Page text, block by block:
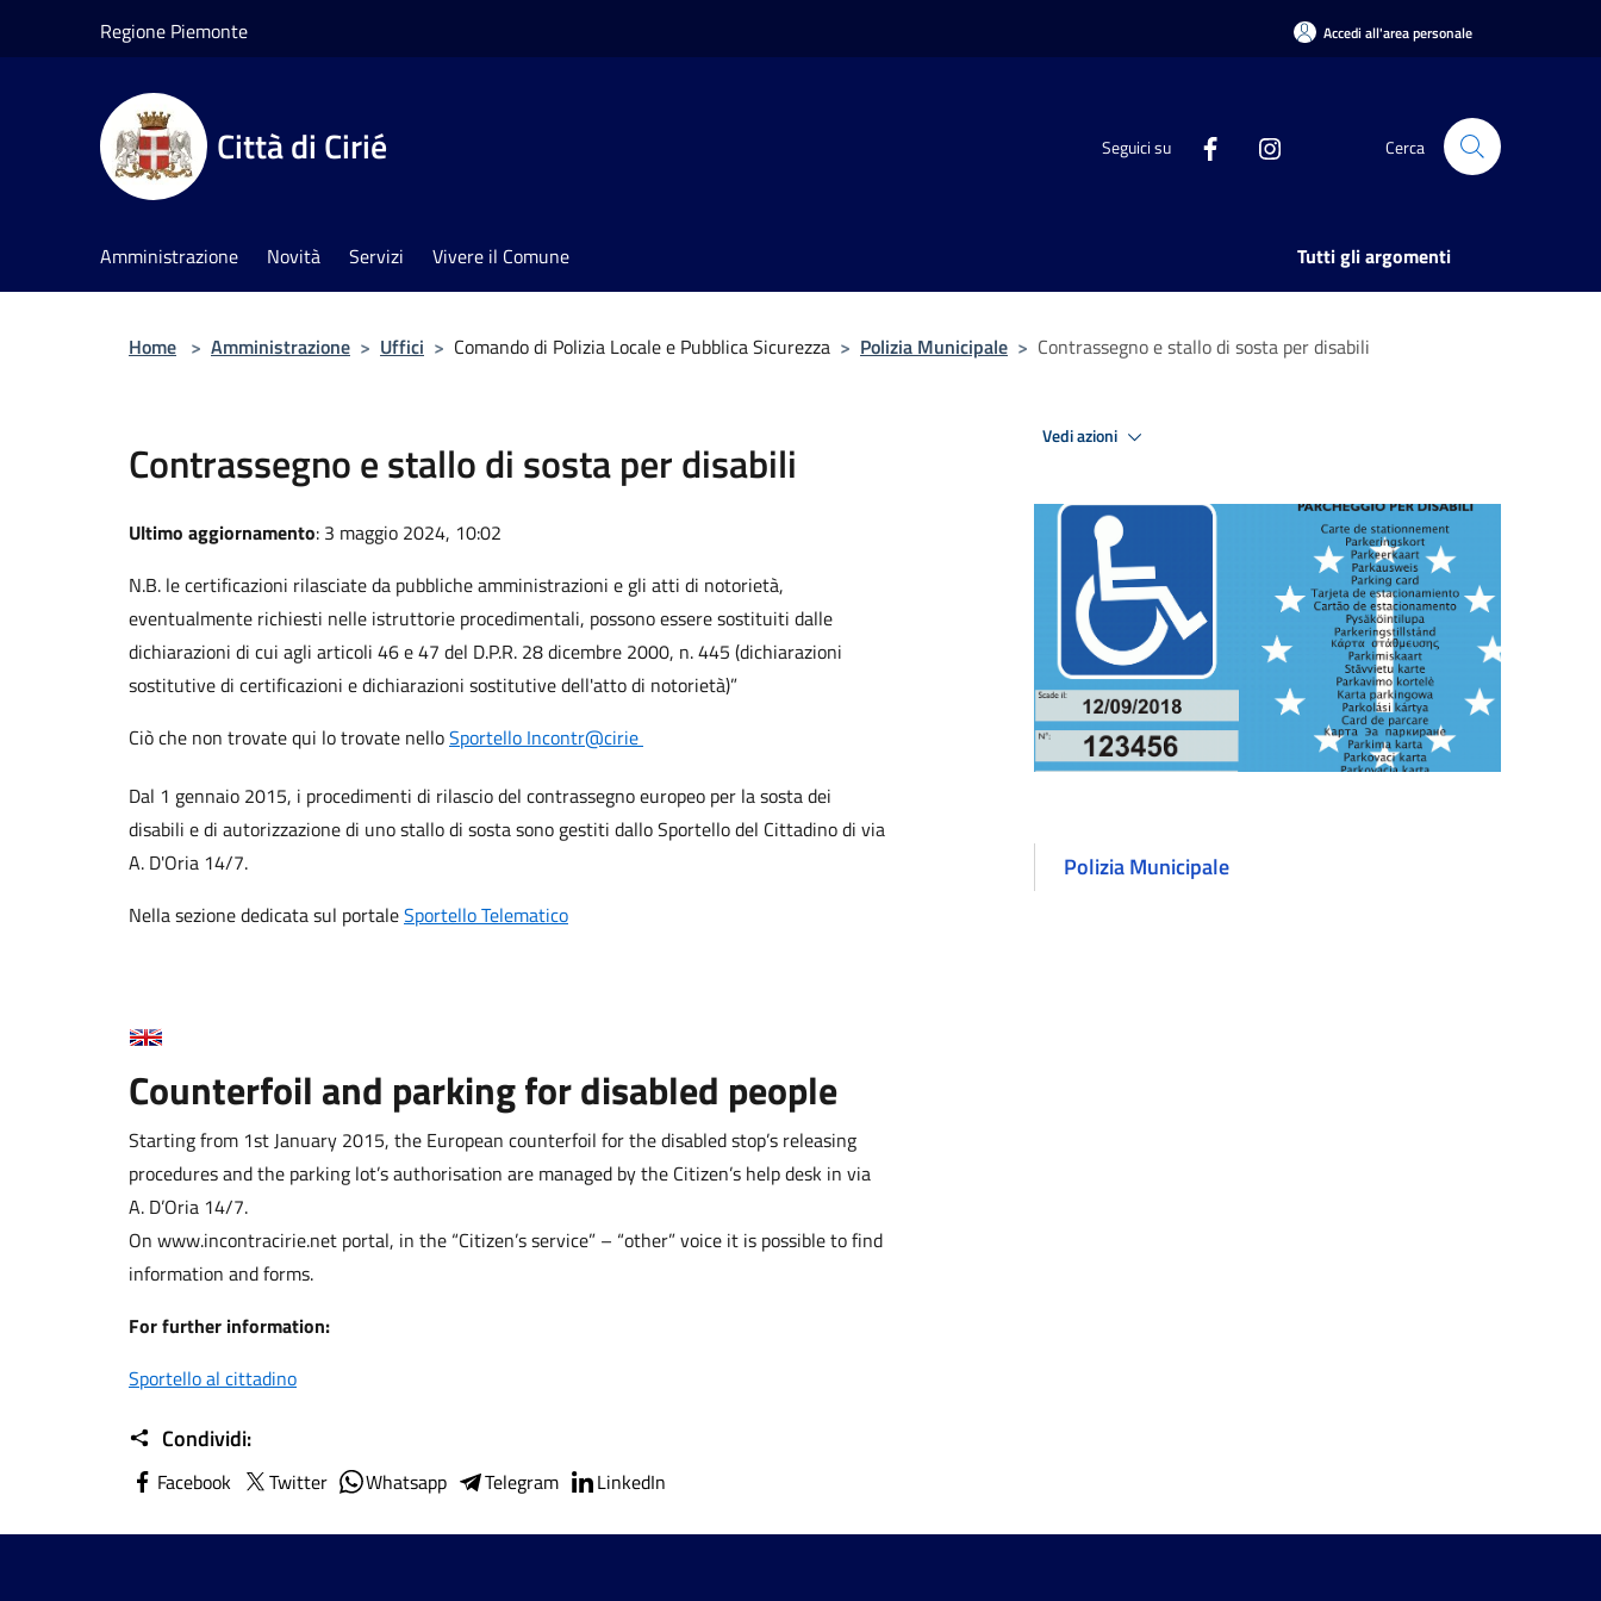
Regione Piemonte Accedi all'area personale
Città di Cirié Seguici su Cerca
Amministrazione Novità Servizi Vivere il Comune Tutti gli argomenti
Home > Amministrazione > Uffici > Comando di Polizia Locale e Pubblica Sicurezza > Polizia Municipale > Contrassegno e stallo di sosta per disabili
Contrassegno e stallo di sosta per disabili
Ultimo aggiornamento: 3 maggio 2024, 10:02
N.B. le certificazioni rilasciate da pubbliche amministrazioni e gli atti di notorietà,
eventualmente richiesti nelle istruttorie procedimentali, possono essere sostituiti dalle
dichiarazioni di cui agli articoli 46 e 47 del D.P.R. 28 dicembre 2000, n. 445 (dichiarazioni
sostitutive di certificazioni e dichiarazioni sostitutive dell'atto di notorietà)”
Ciò che non trovate qui lo trovate nelloSportello Incontr@cirie
Dal 1 gennaio 2015, i procedimenti di rilascio del contrassegno europeo per la sosta dei
disabili e di autorizzazione di uno stallo di sosta sono gestiti dallo Sportello del Cittadino di via
A. D'Oria 14/7.
Nella sezione dedicata sul portaleSportello Telematico
Counterfoil and parking for disabled people
Starting from 1st January 2015, the European counterfoil for the disabled stop’s releasing
procedures and the parking lot’s authorisation are managed by the Citizen’s help desk in via
A. D’Oria 14/7.
On www.incontracirie.net portal, in the “Citizen’s service” – “other” voice it is possible to find
information and forms.
For further information:
Sportello al cittadino
Condividi:
Facebook Twitter Whatsapp Telegram LinkedIn
Vedi azioni
Polizia Municipale